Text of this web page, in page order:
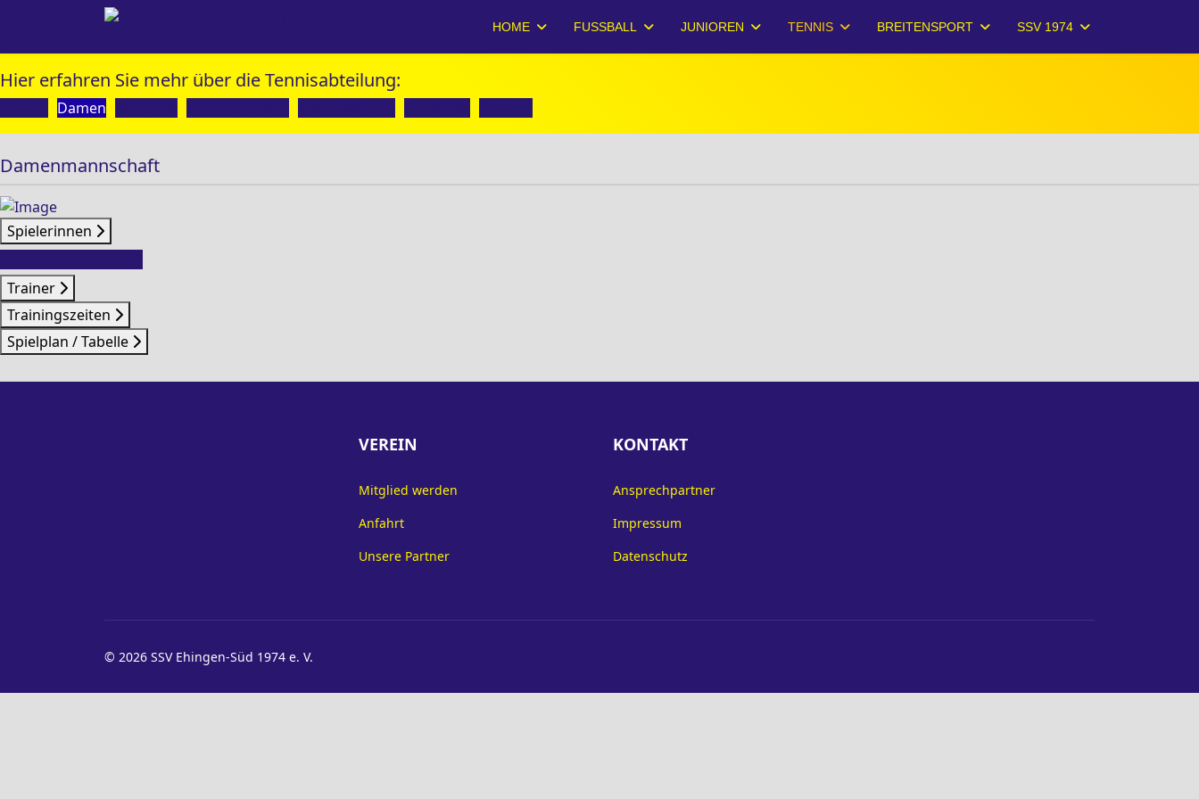
HOME FUSSBALL JUNIOREN TENNIS BREITENSPORT SSV 1974
Hier erfahren Sie mehr über die Tennisabteilung:
Damen
Damenmannschaft
Spielerinnen
Trainer
Trainingszeiten
Spielplan / Tabelle
VEREIN
Mitglied werden
Anfahrt
Unsere Partner
KONTAKT
Ansprechpartner
Impressum
Datenschutz
© 2026 SSV Ehingen-Süd 1974 e. V.